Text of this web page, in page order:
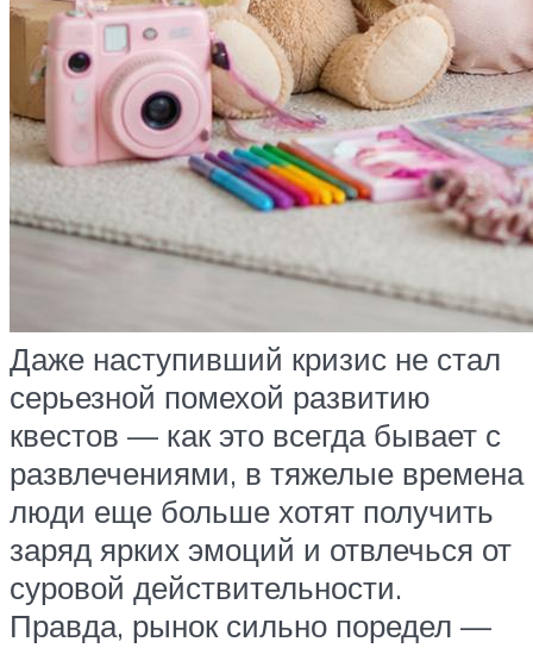
Даже наступивший кризис не стал
серьезной помехой развитию
квестов — как это всегда бывает с
развлечениями, в тяжелые времена
люди еще больше хотят получить
заряд ярких эмоций и отвлечься от
суровой действительности.
Правда, рынок сильно поредел —